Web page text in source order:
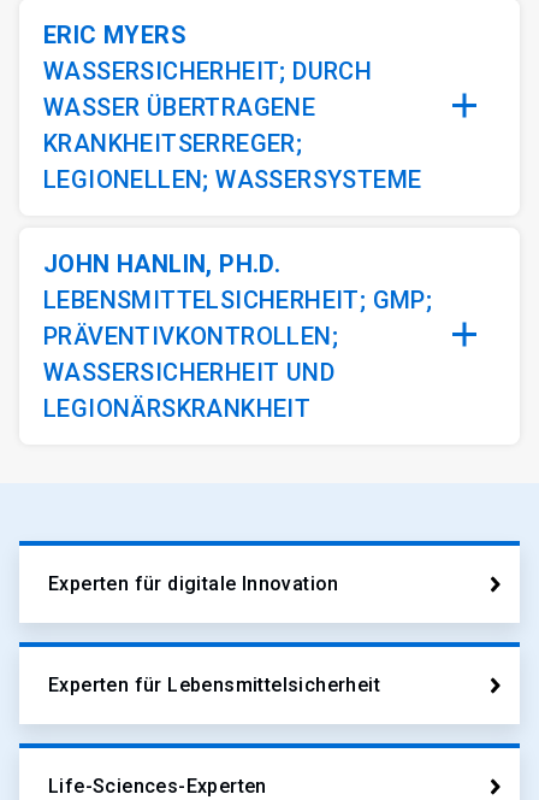
ERIC MYERS
WASSERSICHERHEIT; DURCH
WASSER ÜBERTRAGENE
KRANKHEITSERREGER;
LEGIONELLEN; WASSERSYSTEME
JOHN HANLIN, PH.D.
LEBENSMITTELSICHERHEIT; GMP;
PRÄVENTIVKONTROLLEN;
WASSERSICHERHEIT UND
LEGIONÄRSKRANKHEIT
Experten für digitale Innovation
Experten für Lebensmittelsicherheit
Life-Sciences-Experten